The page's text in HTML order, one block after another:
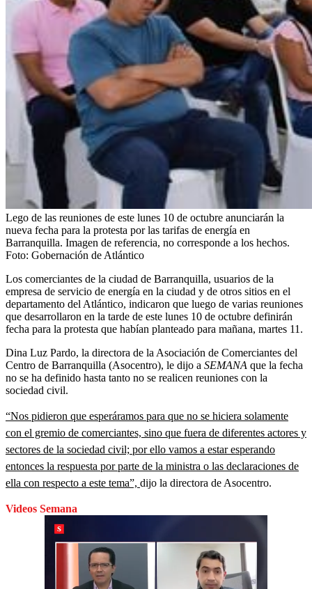
Lego de las reuniones de este lunes 10 de octubre anunciarán la
nueva fecha para la protesta por las tarifas de energía en
Barranquilla. Imagen de referencia, no corresponde a los hechos.
Foto: Gobernación de Atlántico
Los comerciantes de la ciudad de Barranquilla, usuarios de la
empresa de servicio de energía en la ciudad y de otros sitios en el
departamento del Atlántico, indicaron que luego de varias reuniones
que desarrollaron en la tarde de este lunes 10 de octubre definirán
fecha para la protesta que habían planteado para mañana, martes 11.
Dina Luz Pardo, la directora de la Asociación de Comerciantes del
Centro de Barranquilla (Asocentro), le dijo a SEMANA que la fecha
no se ha definido hasta tanto no se realicen reuniones con la
sociedad civil.
“Nos pidieron que esperáramos para que no se hiciera solamente
con el gremio de comerciantes, sino que fuera de diferentes actores y
sectores de la sociedad civil; por ello vamos a estar esperando
entonces la respuesta por parte de la ministra o las declaraciones de
ella con respecto a este tema”, dijo la directora de Asocentro.
Videos Semana